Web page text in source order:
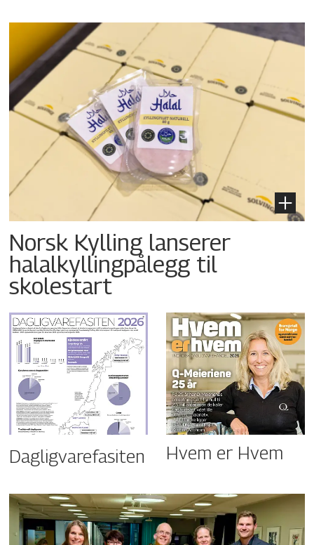
Norsk Kylling lanserer
halalkyllingpålegg til
skolestart
Dagligvarefasiten Hvem er Hvem